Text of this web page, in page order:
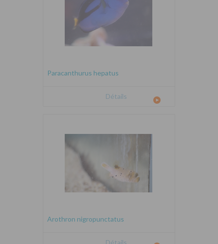
Paracanthurus hepatus
Détails
Arothron nigropunctatus
Détails